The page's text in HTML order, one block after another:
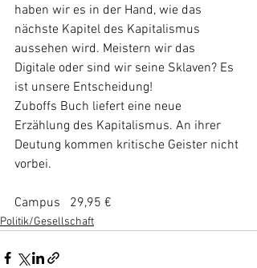
haben wir es in der Hand, wie das
nächste Kapitel des Kapitalismus
aussehen wird. Meistern wir das
Digitale oder sind wir seine Sklaven? Es
ist unsere Entscheidung!
Zuboffs Buch liefert eine neue
Erzählung des Kapitalismus. An ihrer
Deutung kommen kritische Geister nicht
vorbei.
Campus   29,95 €
Politik/Gesellschaft